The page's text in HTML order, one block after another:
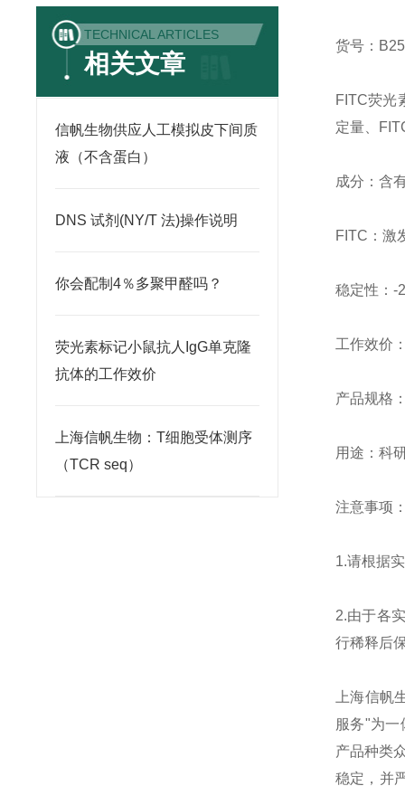
TECHNICAL ARTICLES
相关文章
信帆生物供应人工模拟皮下间质
液（不含蛋白）
DNS 试剂(NY/T 法)操作说明
你会配制4％多聚甲醛吗？
荧光素标记小鼠抗人IgG单克隆
抗体的工作效价
上海信帆生物：T细胞受体测序
（TCR seq）
货号：
FITC荧光
定量、
成分：含
FITC：激
稳定性：-
工作效价
产品规格
用途：科
注意事项
1.请根据
2.由于各
行稀释后
上海信帆
服务"为一
产品种类
稳定，并